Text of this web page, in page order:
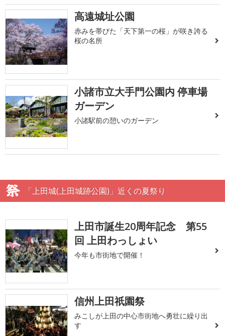
高遠城址公園
赤みを帯びた「天下第一の桜」が咲き誇る
桜の名所
小諸市立大手門公園内 停車場
ガーデン
小諸駅前の憩いのガーデン
「上田城(上田城跡公園)」近くの夏祭り
上田市誕生20周年記念 第55
回 上田わっしょい
今年も市街地で開催！
信州上田祇園祭
みこしが上田の中心市街地へ勇壮に繰り出
す